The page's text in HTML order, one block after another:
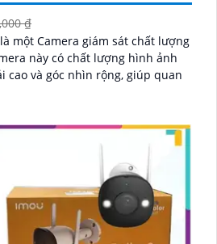
₫
là một Camera giám sát chất lượng
cao và góc nhìn rộng, giúp quan